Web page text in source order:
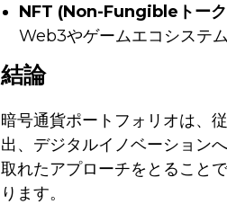
NFT (Non-Fungibleトー
Web3やゲームエコシステ
結論
暗号通貨ポートフォリオは、
出、デジタルイノベーション
取れたアプローチをとること
ります。